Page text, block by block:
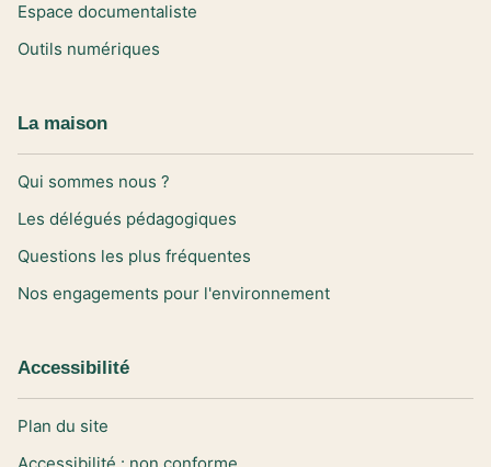
Espace documentaliste
Outils numériques
La maison
Qui sommes nous ?
Les délégués pédagogiques
Questions les plus fréquentes
Nos engagements pour l'environnement
Accessibilité
Plan du site